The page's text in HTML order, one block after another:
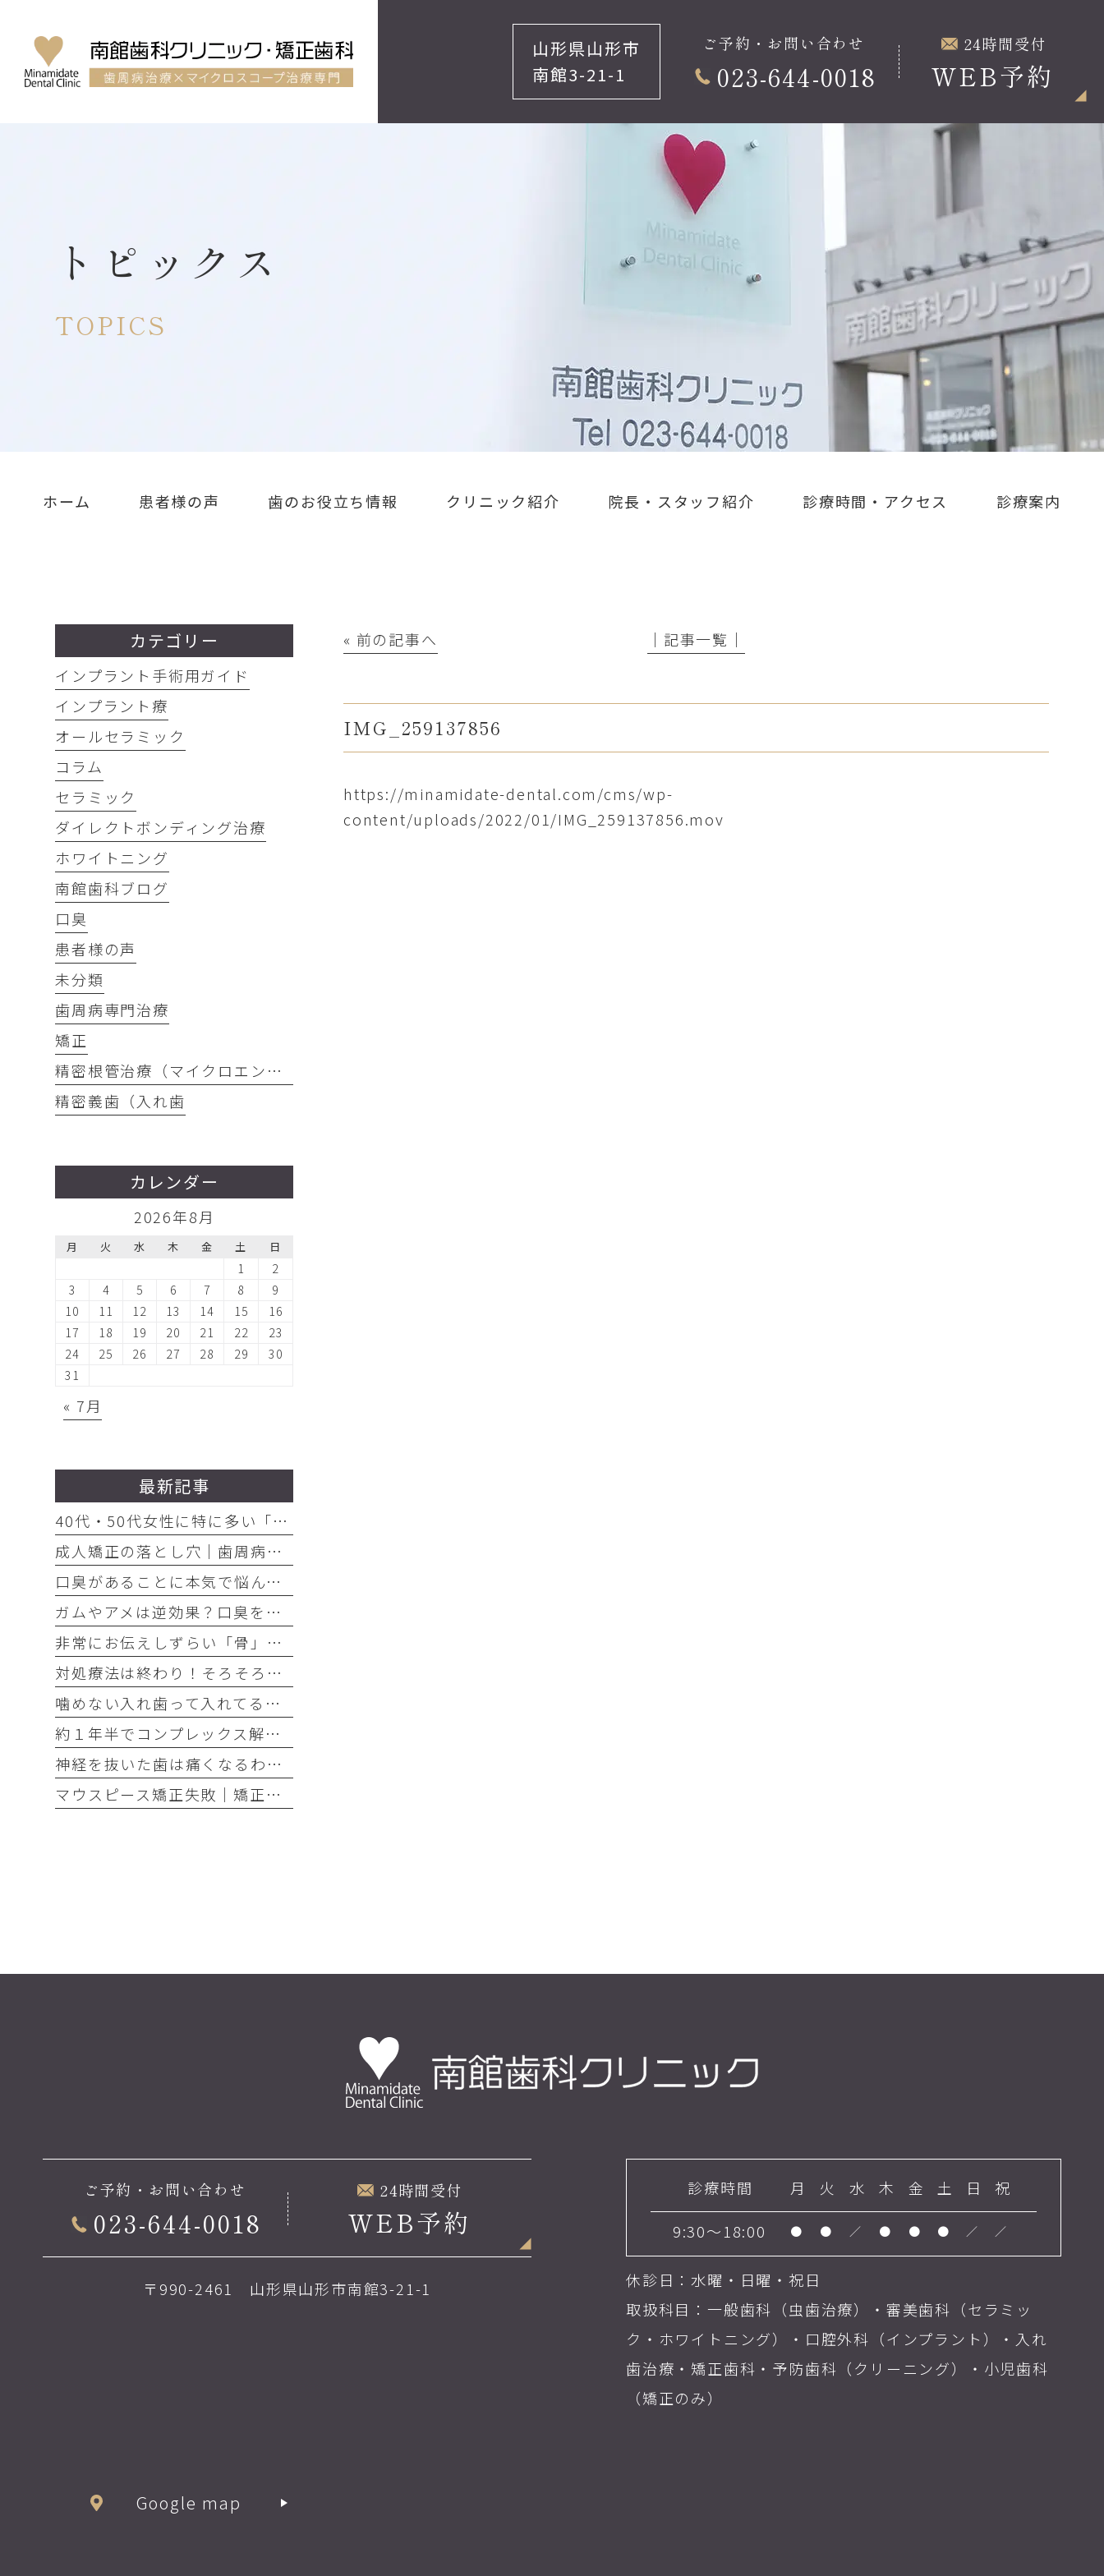
山形県山形市
南館3-21-1
ご予約・お問い合わせ
023-644-0018
24時間受付
WEB予約
トピックス
TOPICS
ホーム 患者様の声 歯のお役立ち情報 クリニック紹介 院長・スタッフ紹介 診療時間・アクセス 診療案内
« 前の記事へ │記事一覧│
IMG_259137856
https://minamidate-dental.com/cms/wp-
content/uploads/2022/01/IMG_259137856.mov
カテゴリー
インプラント手術用ガイド
インプラント療
オールセラミック
コラム
セラミック
ダイレクトボンディング治療
ホワイトニング
南館歯科ブログ
口臭
患者様の声
未分類
歯周病専門治療
矯正
精密根管治療（マイクロエンド）
精密義歯（入れ歯
カレンダー
2026年8月
月 火 水 木 金 土 日
1
2
3
4 5 6 7 8
9
10
11 12 13 14 15
16
17
18 19 20 21 22
23
24
25 26 27 28 29
30
31
« 7月
最新記事
40代・50代女性に特に多い「お口の悩み」3選
成人矯正の落とし穴｜歯周病放置で歯が抜けた
口臭があることに本気で悩んでいるのなら、口臭を本気で治そう
ガムやアメは逆効果？口臭を「ごまかす人」と「治す人」の決定的な違い
非常にお伝えしずらい「骨」の話・・・骨は元には戻せない？
対処療法は終わり！そろそろ本気でお口の健康とは何かを考えませんか
噛めない入れ歯って入れてる意味ありますか？
約１年半でコンプレックス解消｜大変だけどやって良かった歯の矯正治療
神経を抜いた歯は痛くなるわけがない！それは嘘です
マウスピース矯正失敗｜矯正したのに後戻り｜最近よく聞くけどそれってなんで？
ご予約・お問い合わせ
023-644-0018
24時間受付
WEB予約
〒990-2461 山形県山形市南館3-21-1
診療時間 月 火 水 木 金 土 日 祝
9:30～18:00 ● ● ／ ● ● ● ／ ／
休診日：水曜・日曜・祝日
取扱科目：一般歯科（虫歯治療）・審美歯科（セラミッ
ク・ホワイトニング）・口腔外科（インプラント）・入れ
歯治療・矯正歯科・予防歯科（クリーニング）・小児歯科
（矯正のみ）
Google map